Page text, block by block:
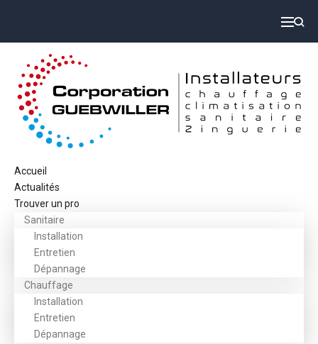
Accueil
Actualités
Trouver un pro
Sanitaire
Installation
Entretien
Dépannage
Chauffage
Installation
Entretien
Dépannage